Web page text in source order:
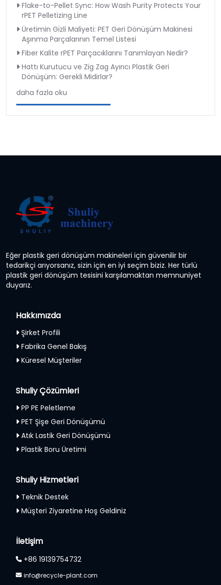
Flake-to-Pellet Sync: How Wash Purity Protects Your
rPET Pelletizing Line
Üretimin Gizli Maliyeti: PET Geri Dönüşüm Makinesi
Aşınma Parçalarının Temel Listesi
Fiber Kalite rPET Parçacıklarını Tanımlayan Nedir?
Hattı Kurutucu ve Zig Zag Ayırıcı Plastik Geri
Dönüşüm: Gerekli Midirlar?
daha fazla oku
Eğer plastik geri dönüşüm makineleri için güvenilir bir
tedarikçi arıyorsanız, sizin için en iyi seçim biziz. Her türlü
plastik geri dönüşüm tesisini karşılamaktan memnuniyet
duyarız.
Hakkımızda
Şirket Profili
Fabrika Genel Bakış
Küresel Müşteriler
Shuliy Çözümleri
PP PE Peletleme
PET Şişe Geri Dönüşümü
Atık Lastik Geri Dönüşümü
Plastik Boru Üretimi
Shuliy Hizmetleri
Teknik Destek
Müşteri Ziyaretine Hoş Geldiniz
İletişim
+86 19139754732
info@recycle-plant.com